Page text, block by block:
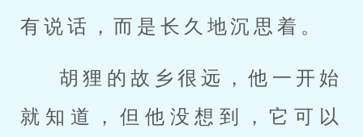
有说话，而是长久地沉思着。
胡狸的故乡很远，他一开始
就知道，但他没想到，它可以